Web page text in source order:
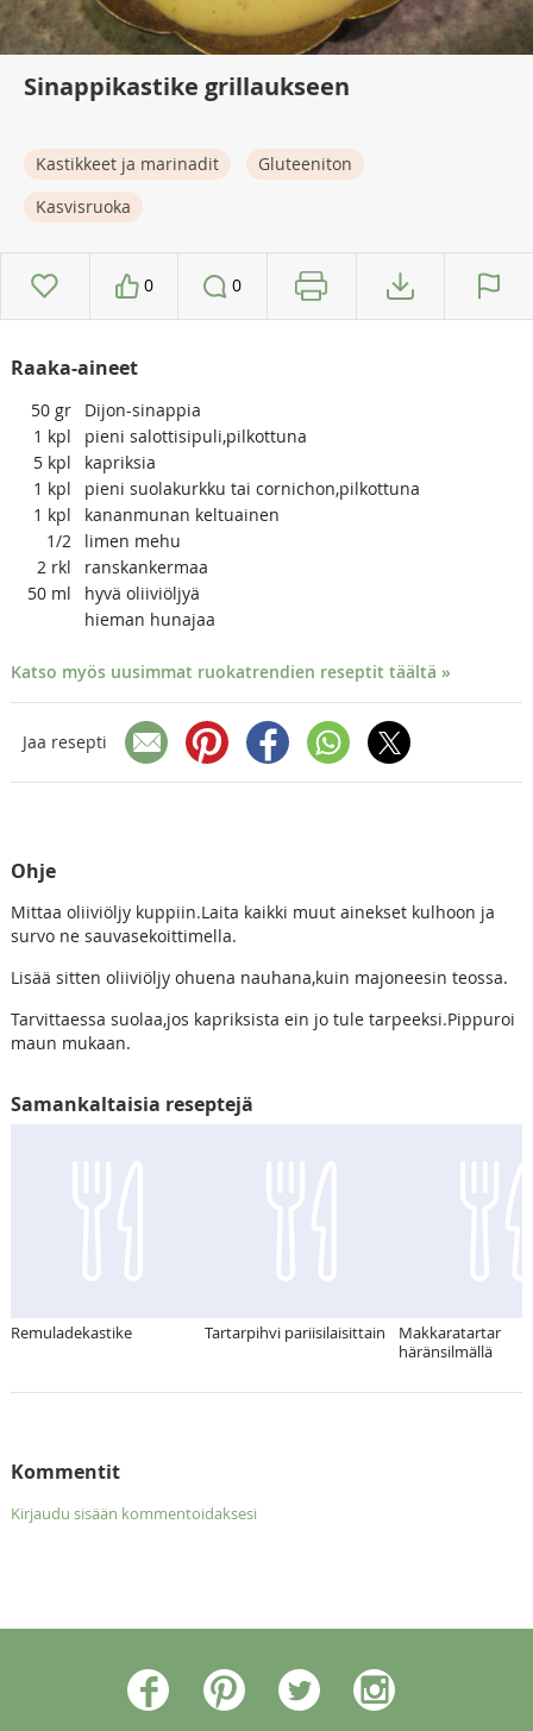
Sinappikastike grillaukseen
Kastikkeet ja marinadit
Gluteeniton
Kasvisruoka
0 0
Raaka-aineet
50 gr
Dijon-sinappia
1 kpl
pieni salottisipuli,pilkottuna
5 kpl
kapriksia
1 kpl
pieni suolakurkku tai cornichon,pilkottuna
1 kpl
kananmunan keltuainen
1/2
limen mehu
2 rkl
ranskankermaa
50 ml
hyvä oliiviöljyä
hieman hunajaa
Katso myös uusimmat ruokatrendien reseptit täältä »
Jaa resepti
Ohje
Mittaa oliiviöljy kuppiin.Laita kaikki muut ainekset kulhoon ja
survo ne sauvasekoittimella.
Lisää sitten oliiviöljy ohuena nauhana,kuin majoneesin teossa.
Tarvittaessa suolaa,jos kapriksista ein jo tule tarpeeksi.Pippuroi
maun mukaan.
Samankaltaisia reseptejä
Remuladekastike Tartarpihvi pariisilaisittain
Makkaratartar
häränsilmällä
Kommentit
Kirjaudu sisään kommentoidaksesi